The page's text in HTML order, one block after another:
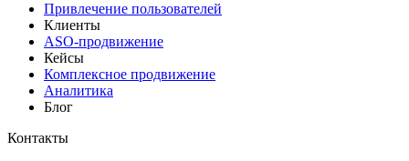
Привлечение пользователей
Клиенты
ASO-продвижение
Кейсы
Комплексное продвижение
Аналитика
Блог
Контакты